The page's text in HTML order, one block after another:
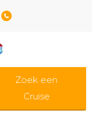
Zoek een
Cruise